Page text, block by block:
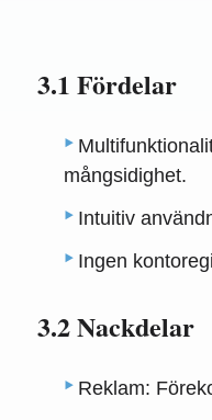
3.1 Fördelar
mångsidighet.
Intuitiv
Ingen
3.2 Nackdelar
Reklam: